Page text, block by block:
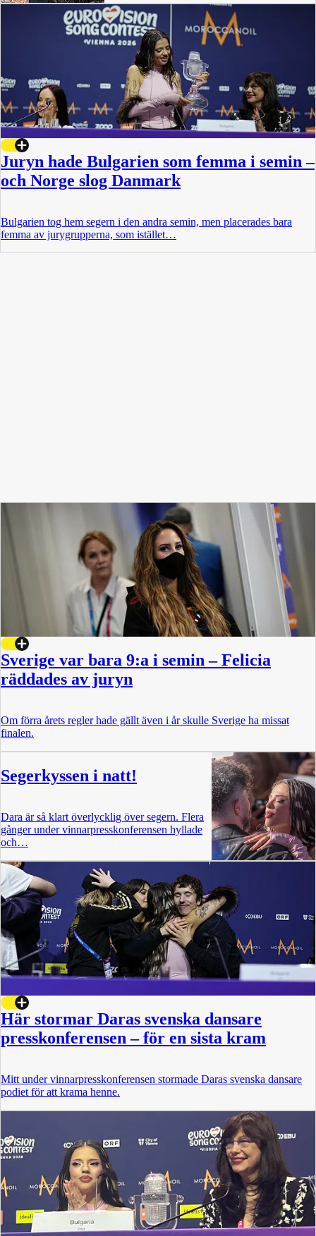
Juryn hade Bulgarien som femma i semin –
och Norge slog Danmark
Bulgarien tog hem segern i den andra semin, men placerades bara
femma av jurygrupperna, som istället…
Sverige var bara 9:a i semin – Felicia
räddades av juryn
Om förra årets regler hade gällt även i år skulle Sverige ha missat
finalen.
Segerkyssen i natt!
Dara är så klart överlycklig över segern. Flera
gånger under vinnarpresskonferensen hyllade
och…
Här stormar Daras svenska dansare
presskonferensen – för en sista kram
Mitt under vinnarpresskonferensen stormade Daras svenska dansare
podiet för att krama henne.